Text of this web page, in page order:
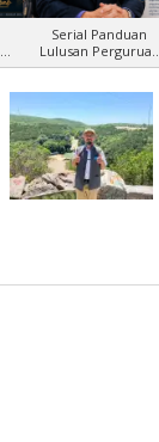
Serial Panduan
Lulusan Perguruan
Tinggi Untuk